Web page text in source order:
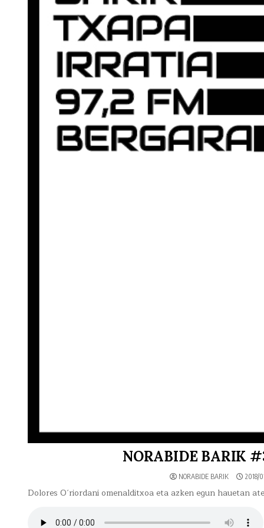
NORABIDE BARIK
NORABIDE BARIK 2018/
Dolores O´riordani omenalditxoa eta azken egun hauetan